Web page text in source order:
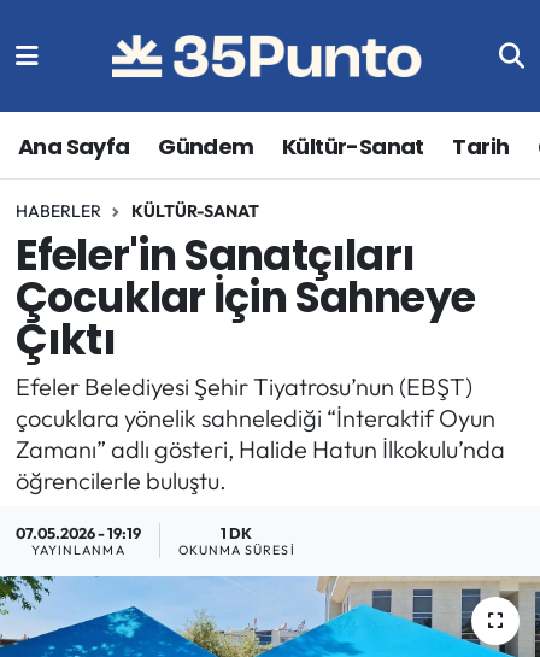
Ana Sayfa Gündem Kültür-Sanat Tarih
HABERLER KÜLTÜR-SANAT
Efeler'in Sanatçıları
Çocuklar İçin Sahneye
Çıktı
Efeler Belediyesi Şehir Tiyatrosu’nun (EBŞT)
çocuklara yönelik sahnelediği “İnteraktif Oyun
Zamanı” adlı gösteri, Halide Hatun İlkokulu’nda
öğrencilerle buluştu.
07.05.2026 - 19:19
YAYINLANMA
1 DK
OKUNMA SÜRESI